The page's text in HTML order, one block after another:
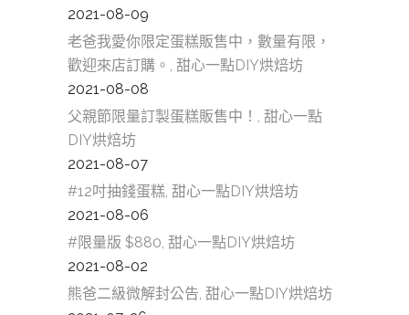
2021-08-09
老爸我愛你限定蛋糕販售中，數量有限，
歡迎來店訂購。, 甜心一點DIY烘焙坊
2021-08-08
父親節限量訂製蛋糕販售中！, 甜心一點
DIY烘焙坊
2021-08-07
#12吋抽錢蛋糕, 甜心一點DIY烘焙坊
2021-08-06
#限量版 $880, 甜心一點DIY烘焙坊
2021-08-02
熊爸二級微解封公告, 甜心一點DIY烘焙坊